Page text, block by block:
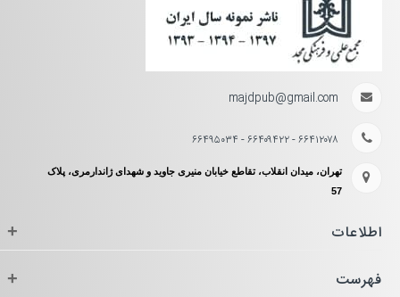
majdpub@gmail.com
۶۶۴۱۲۰۷۸ - ۶۶۴۰۹۴۲۲ - ۶۶۴۹۵۰۳۴
تهران، میدان انقلاب، تقاطع خیابان منیری جاوید و شهدای ژاندارمری، پلاک
57
اطلاعات +
فهرست +